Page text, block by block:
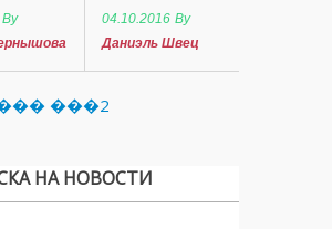
By
04.10.2016 By
Даниэль Швец
���2
НА НОВОСТИ